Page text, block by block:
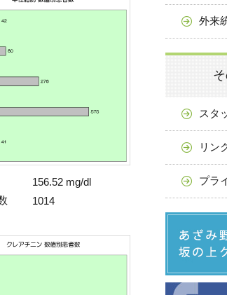
156.52 mg/dl
1014
外来
スタ
リン
プラ